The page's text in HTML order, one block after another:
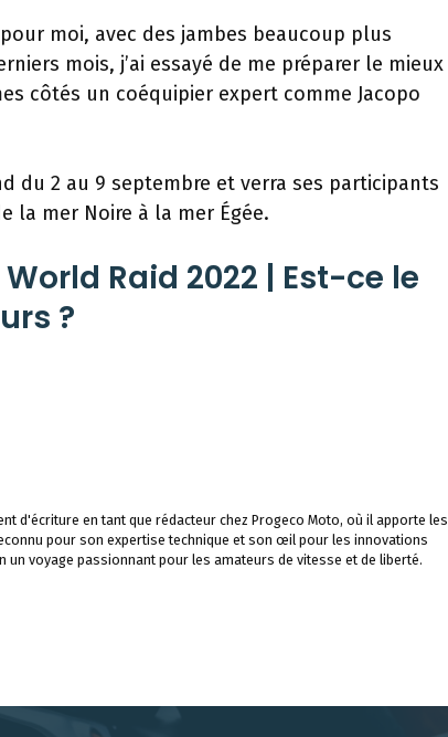
moi, avec des jambes beaucoup plus
mois, j’ai essayé de me préparer le mieux
côtés un coéquipier expert comme Jacopo
du 2 au 9 septembre et verra ses participants
la mer Noire à la mer Égée.
Raid 2022 | Est-ce le
?
d'écriture en tant que rédacteur chez Progeco Moto, où il apporte les
pour son expertise technique et son œil pour les innovations
voyage passionnant pour les amateurs de vitesse et de liberté.